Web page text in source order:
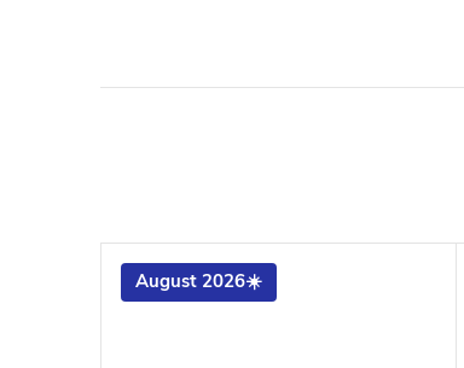
August 2026☀️